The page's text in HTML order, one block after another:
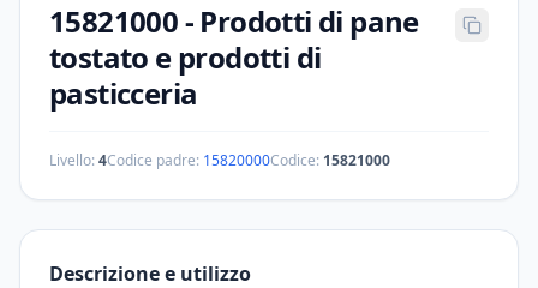
15821000- Prodotti di pane
tostato e prodotti di
pasticceria
Livello:4Codice padre: 15820000Codice: 15821000
Descrizione e utilizzo